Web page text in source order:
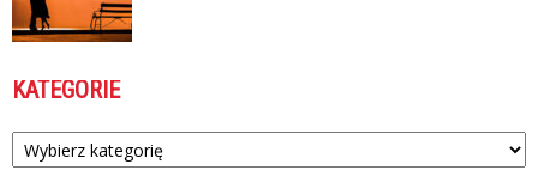
KATEGORIE
Kategorie